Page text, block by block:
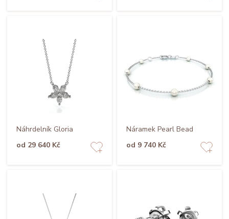
Náhrdelník Gloria
od 29 640 Kč
Náramek Pearl Bead
od 9 740 Kč